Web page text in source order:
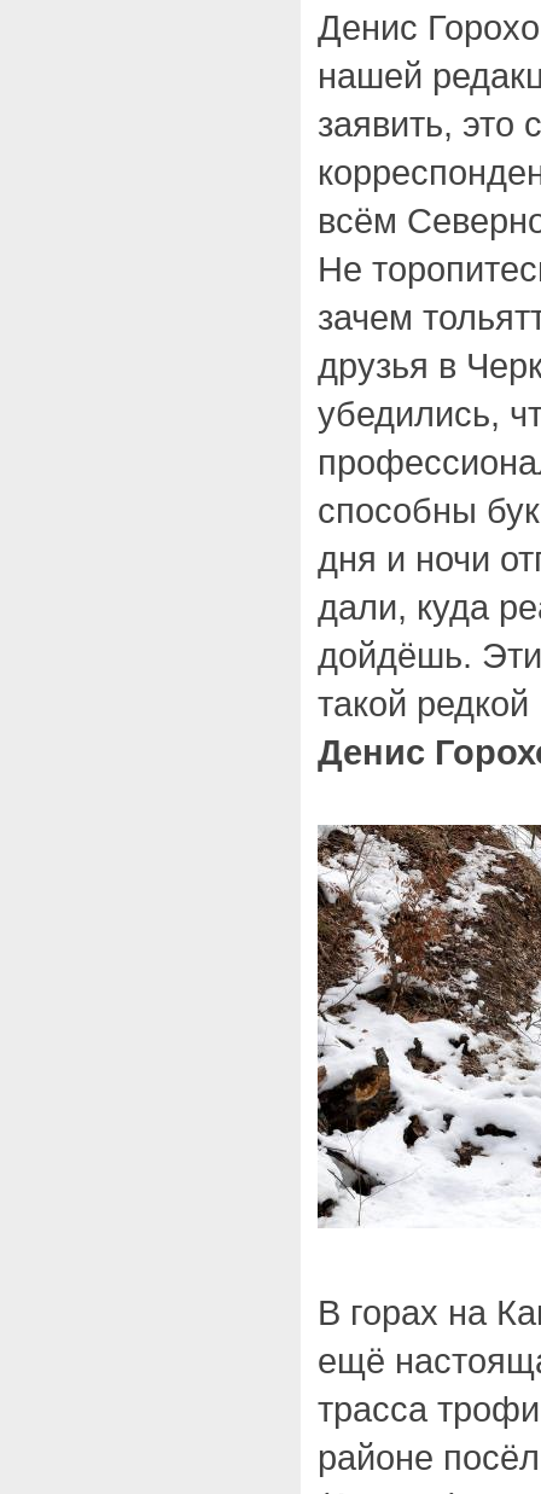
Денис
нашей
заявить, это
всём
Не
зачем
друзья в
убедились,
способны
дня и ночи
дали, куда
дойдёшь. Эти
такой
Денис
В горах на
ещё
трасса
районе